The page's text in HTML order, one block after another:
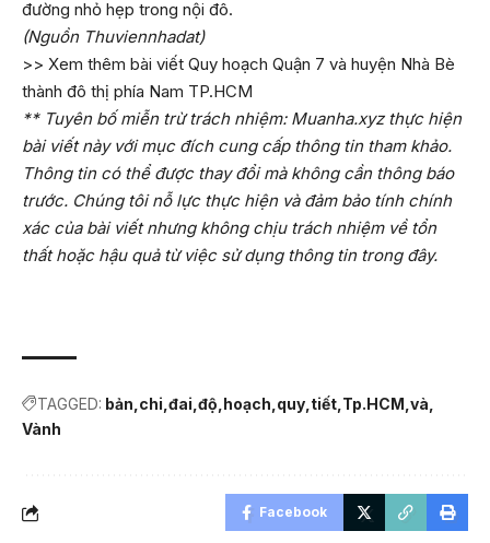
đường nhỏ hẹp trong nội đô.
(Nguồn Thuviennhadat)
>> Xem thêm bài viết Quy hoạch Quận 7 và huyện Nhà Bè
thành đô thị phía Nam TP.HCM
** Tuyên bố miễn trừ trách nhiệm: Muanha.xyz thực hiện
bài viết này với mục đích cung cấp thông tin tham khảo.
Thông tin có thể được thay đổi mà không cần thông báo
trước. Chúng tôi nỗ lực thực hiện và đảm bảo tính chính
xác của bài viết nhưng không chịu trách nhiệm về tổn
thất hoặc hậu quả từ việc sử dụng thông tin trong đây.
TAGGED: bản chi đai độ hoạch quy tiết Tp.HCM và
Vành
Facebook